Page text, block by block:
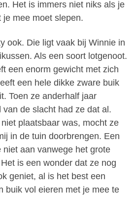
Het is immers niet niks als je
mee moet slepen.
ook. Die ligt vaak bij Winnie in
Als een soort lotgenoot.
een enorm gewicht met zich
een hele dikke zware buik
Toen ze anderhalf jaar
de slacht had ze dat al.
plaatsbaar was, mocht ze
in de tuin doorbrengen. Een
aan vanwege het grote
is een wonder dat ze nog
geniet, al is het best een
buik vol eieren met je mee te